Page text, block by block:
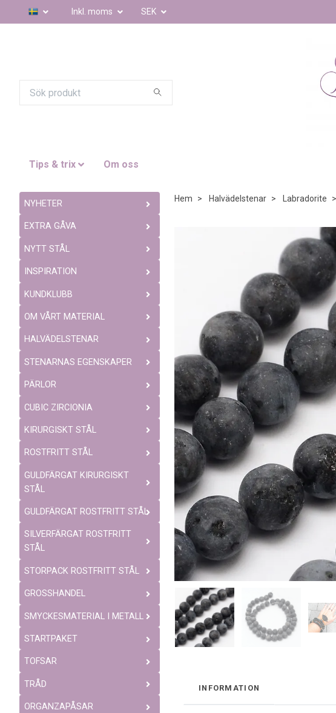
Inkl. moms SEK
Tips & trix Om oss
NYHETER
EXTRA GÅVA
NYTT STÅL
INSPIRATION
KUNDKLUBB
OM VÅRT MATERIAL
HALVÄDELSTENAR
STENARNAS EGENSKAPER
PÄRLOR
CUBIC ZIRCIONIA
KIRURGISKT STÅL
ROSTFRITT STÅL
GULDFÄRGAT KIRURGISKT
STÅL
GULDFÄRGAT ROSTFRITT STÅL
SILVERFÄRGAT ROSTFRITT
STÅL
STORPACK ROSTFRITT STÅL
GROSSHANDEL
SMYCKESMATERIAL I METALL
STARTPAKET
TOFSAR
TRÅD
ORGANZAPÅSAR
Hem Halvädelstenar Labradorite
INFORMATION